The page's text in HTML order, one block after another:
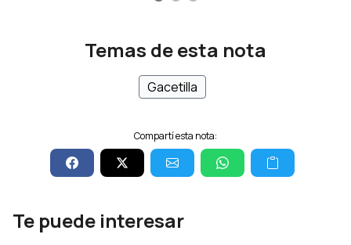
Temas de esta nota
Gacetilla
Compartí esta nota:
Te puede interesar